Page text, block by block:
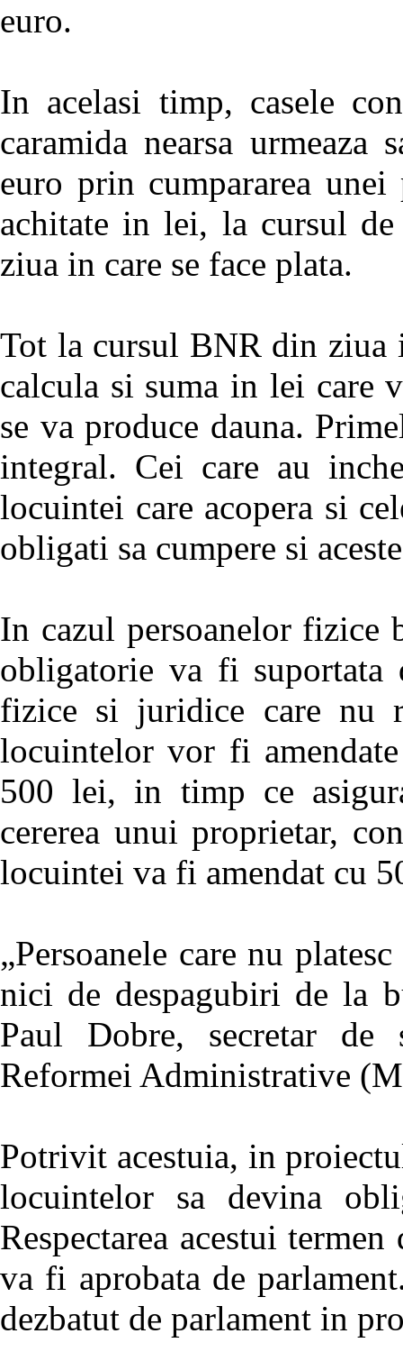
euro.
In acelasi timp, casele
caramida nearsa
euro prin cumpararea
achitate in lei, la cursul
ziua in care se face plata.
Tot la cursul BNR din ziua
calcula si suma in lei care
se va produce dauna.
integral. Cei care au
locuintei care acopera si
obligati sa cumpere si
In cazul persoanelor fizice
obligatorie va fi suportata
fizice si juridice care nu
locuintelor vor fi
500 lei, in timp ce
cererea unui proprietar,
locuintei va fi amendat cu
„Persoanele care nu
nici de despagubiri de la
Paul Dobre, secretar
Reformei Administrative
Potrivit acestuia, in
locuintelor sa devina
Respectarea acestui
va fi aprobata de
dezbatut de parlament in